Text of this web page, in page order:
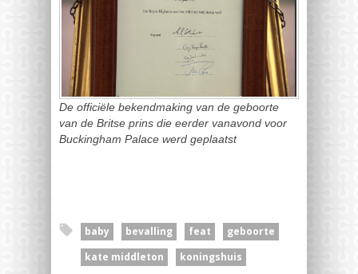
De officiële bekendmaking van de geboorte
van de Britse prins die eerder vanavond voor
Buckingham Palace werd geplaatst
baby bevalling feat
geboorte
kate middleton
koningshuis